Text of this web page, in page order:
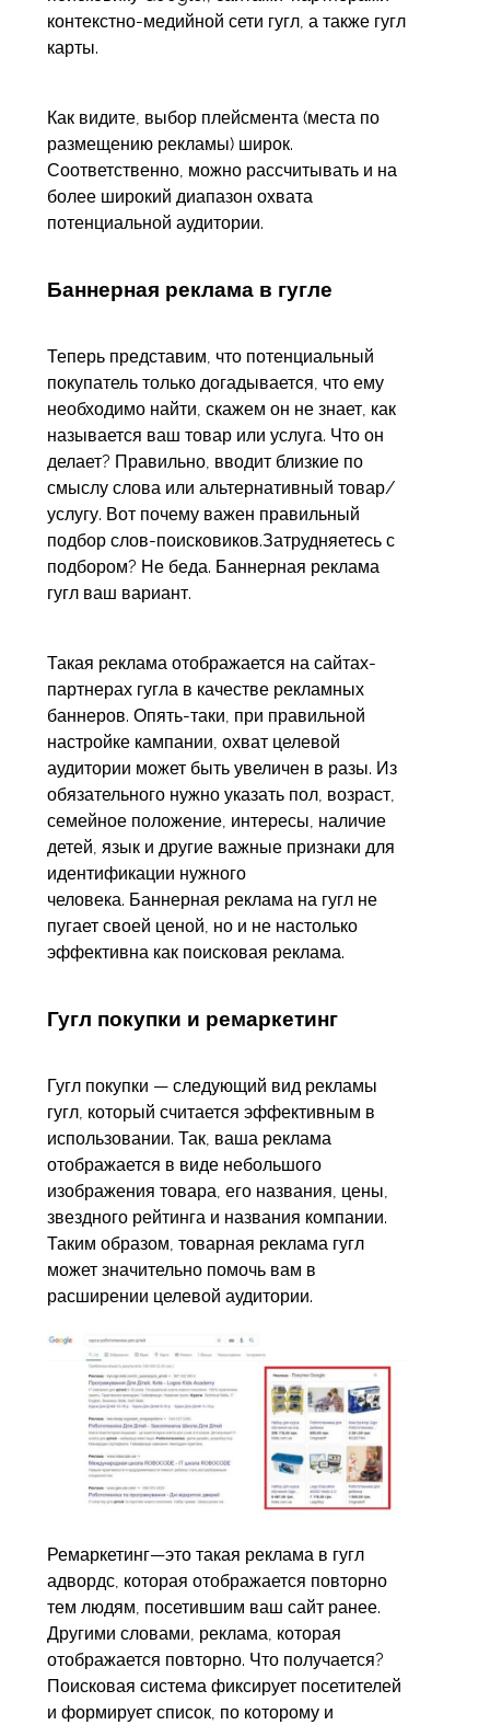
контекстно-медийной сети гугл, а также гугл
карты.
Как видите, выбор плейсмента (места по
размещению рекламы) широк.
Соответственно, можно рассчитывать и на
более широкий диапазон охвата
потенциальной аудитории.
Баннерная реклама в гугле
Теперь представим, что потенциальный
покупатель только догадывается, что ему
необходимо найти, скажем он не знает, как
называется ваш товар или услуга. Что он
делает? Правильно, вводит близкие по
смыслу слова или альтернативный товар/
услугу. Вот почему важен правильный
подбор слов-поисковиков.Затрудняетесь с
подбором? Не беда. Баннерная реклама
гугл ваш вариант.
Такая реклама отображается на сайтах-
партнерах гугла в качестве рекламных
баннеров. Опять-таки, при правильной
настройке кампании, охват целевой
аудитории может быть увеличен в разы. Из
обязательного нужно указать пол, возраст,
семейное положение, интересы, наличие
детей, язык и другие важные признаки для
идентификации нужного
человека. Баннерная реклама на гугл не
пугает своей ценой, но и не настолько
эффективна как поисковая реклама.
Гугл покупки и ремаркетинг
Гугл покупки — следующий вид рекламы
гугл, который считается эффективным в
использовании. Так, ваша реклама
отображается в виде небольшого
изображения товара, его названия, цены,
звездного рейтинга и названия компании.
Таким образом, товарная реклама гугл
может значительно помочь вам в
расширении целевой аудитории.
Ремаркетинг—это такая реклама в гугл
адвордс, которая отображается повторно
тем людям, посетившим ваш сайт ранее.
Другими словами, реклама, которая
отображается повторно. Что получается?
Поисковая система фиксирует посетителей
и формирует список, по которому и